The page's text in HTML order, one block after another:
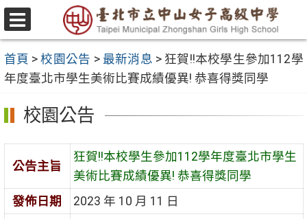
跳
至
要
內
容
區
選
單
首頁 >校園公告 > 最新消息 > 狂賀!!本校學生參加112學
年度臺北市學生美術比賽成績優異! 恭喜得獎同學
校園公告
公告主旨
狂賀!!本校學生參加112學年度臺北市學生
美術比賽成績優異! 恭喜得獎同學
發佈日期
2023 年 10 月 11 日